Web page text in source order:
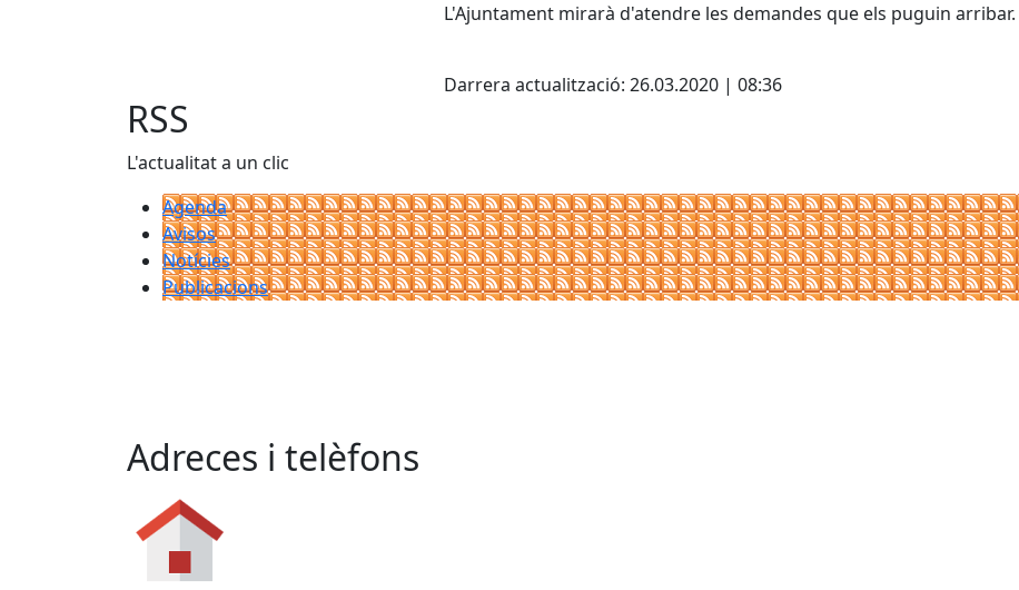
L'Ajuntament mirarà d'atendre les demandes que els puguin arribar.
Darrera actualització: 26.03.2020 | 08:36
RSS
L'actualitat a un clic
Agenda
Avisos
Notícies
Publicacions
Adreces i telèfons